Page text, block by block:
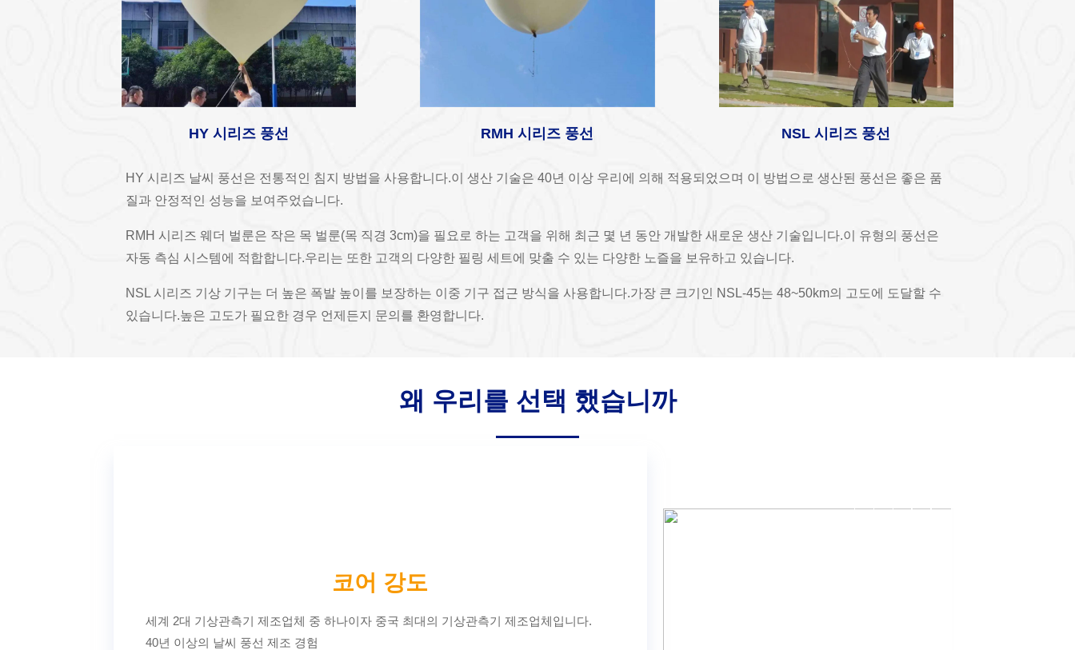
HY 시리즈 풍선 RMH 시리즈 풍선 NSL 시리즈 풍선
HY 시리즈 날씨 풍선은 전통적인 침지 방법을 사용합니다.이 생산 기술은 40년 이상 우리에 의해 적용되었으며 이 방법으로 생산된 풍선은 좋은 품
질과 안정적인 성능을 보여주었습니다.
RMH 시리즈 웨더 벌룬은 작은 목 벌룬(목 직경 3cm)을 필요로 하는 고객을 위해 최근 몇 년 동안 개발한 새로운 생산 기술입니다.이 유형의 풍선은
자동 측심 시스템에 적합합니다.우리는 또한 고객의 다양한 필링 세트에 맞출 수 있는 다양한 노즐을 보유하고 있습니다.
NSL 시리즈 기상 기구는 더 높은 폭발 높이를 보장하는 이중 기구 접근 방식을 사용합니다.가장 큰 크기인 NSL-45는 48~50km의 고도에 도달할 수
있습니다.높은 고도가 필요한 경우 언제든지 문의를 환영합니다.
왜 우리를 선택 했습니까
코어 강도
세계 2대 기상관측기 제조업체 중 하나이자 중국 최대의 기상관측기 제조업체입니다.
40년 이상의 날씨 풍선 제조 경험